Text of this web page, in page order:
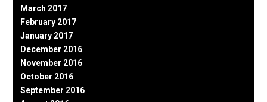
March 2017
February 2017
January 2017
December 2016
November 2016
October 2016
September 2016